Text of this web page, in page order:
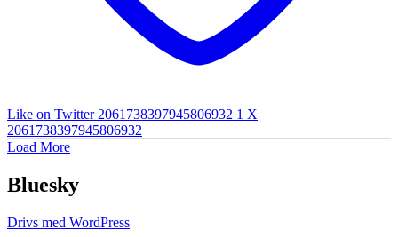
Like on Twitter 2061738397945806932 1 X
2061738397945806932
Load More
Bluesky
Drivs med WordPress